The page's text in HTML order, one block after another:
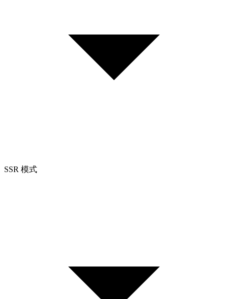
SSR 模式